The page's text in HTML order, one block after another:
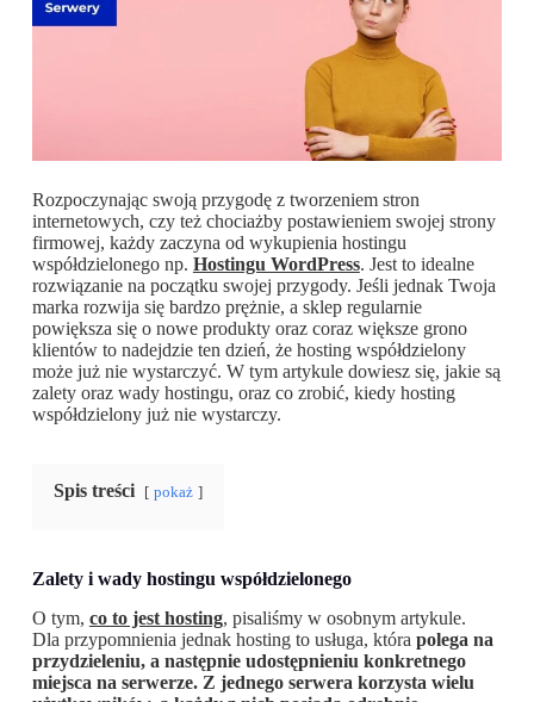
Rozpoczynając swoją przygodę z tworzeniem stron
internetowych, czy też chociażby postawieniem swojej strony
firmowej, każdy zaczyna od wykupienia hostingu
współdzielonego np. Hostingu WordPress. Jest to idealne
rozwiązanie na początku swojej przygody. Jeśli jednak Twoja
marka rozwija się bardzo prężnie, a sklep regularnie
powiększa się o nowe produkty oraz coraz większe grono
klientów to nadejdzie ten dzień, że hosting współdzielony
może już nie wystarczyć. W tym artykule dowiesz się, jakie są
zalety oraz wady hostingu, oraz co zrobić, kiedy hosting
współdzielony już nie wystarczy.
Spis treści pokaż
Zalety i wady hostingu współdzielonego
O tym, co to jest hosting, pisaliśmy w osobnym artykule.
Dla przypomnienia jednak hosting to usługa, która polega na
przydzieleniu, a następnie udostępnieniu konkretnego
miejsca na serwerze. Z jednego serwera korzysta wielu